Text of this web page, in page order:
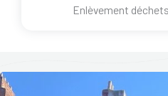
Enlèvement